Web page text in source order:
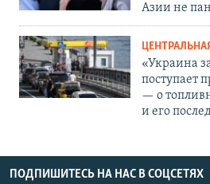
Азии не
«Украина
поступает
— о
и его
ПОДПИШИТЕСЬ НА НАС В СОЦСЕТЯХ